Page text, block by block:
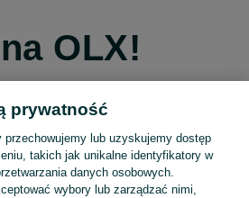
OLX!
przez Facebooka
przez konto Apple
prywatność
przechowujemy lub uzyskujemy dostęp
takich jak unikalne identyfikatory w
danych osobowych.
wybory lub zarządzać nimi,